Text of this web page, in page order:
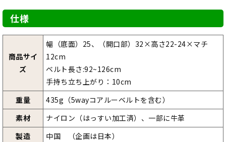
仕様
商品サイ
ズ
幅（底面）25、（開口部）32×高さ22-24×マチ
12cm
ベルト長さ:92~126cm
手持ち立ち上がり：10cm
重量
435g（5wayコアルーベルトを含む）
素材
ナイロン（はっすい加工済）、一部に牛革
製造
中国 （企画は日本）